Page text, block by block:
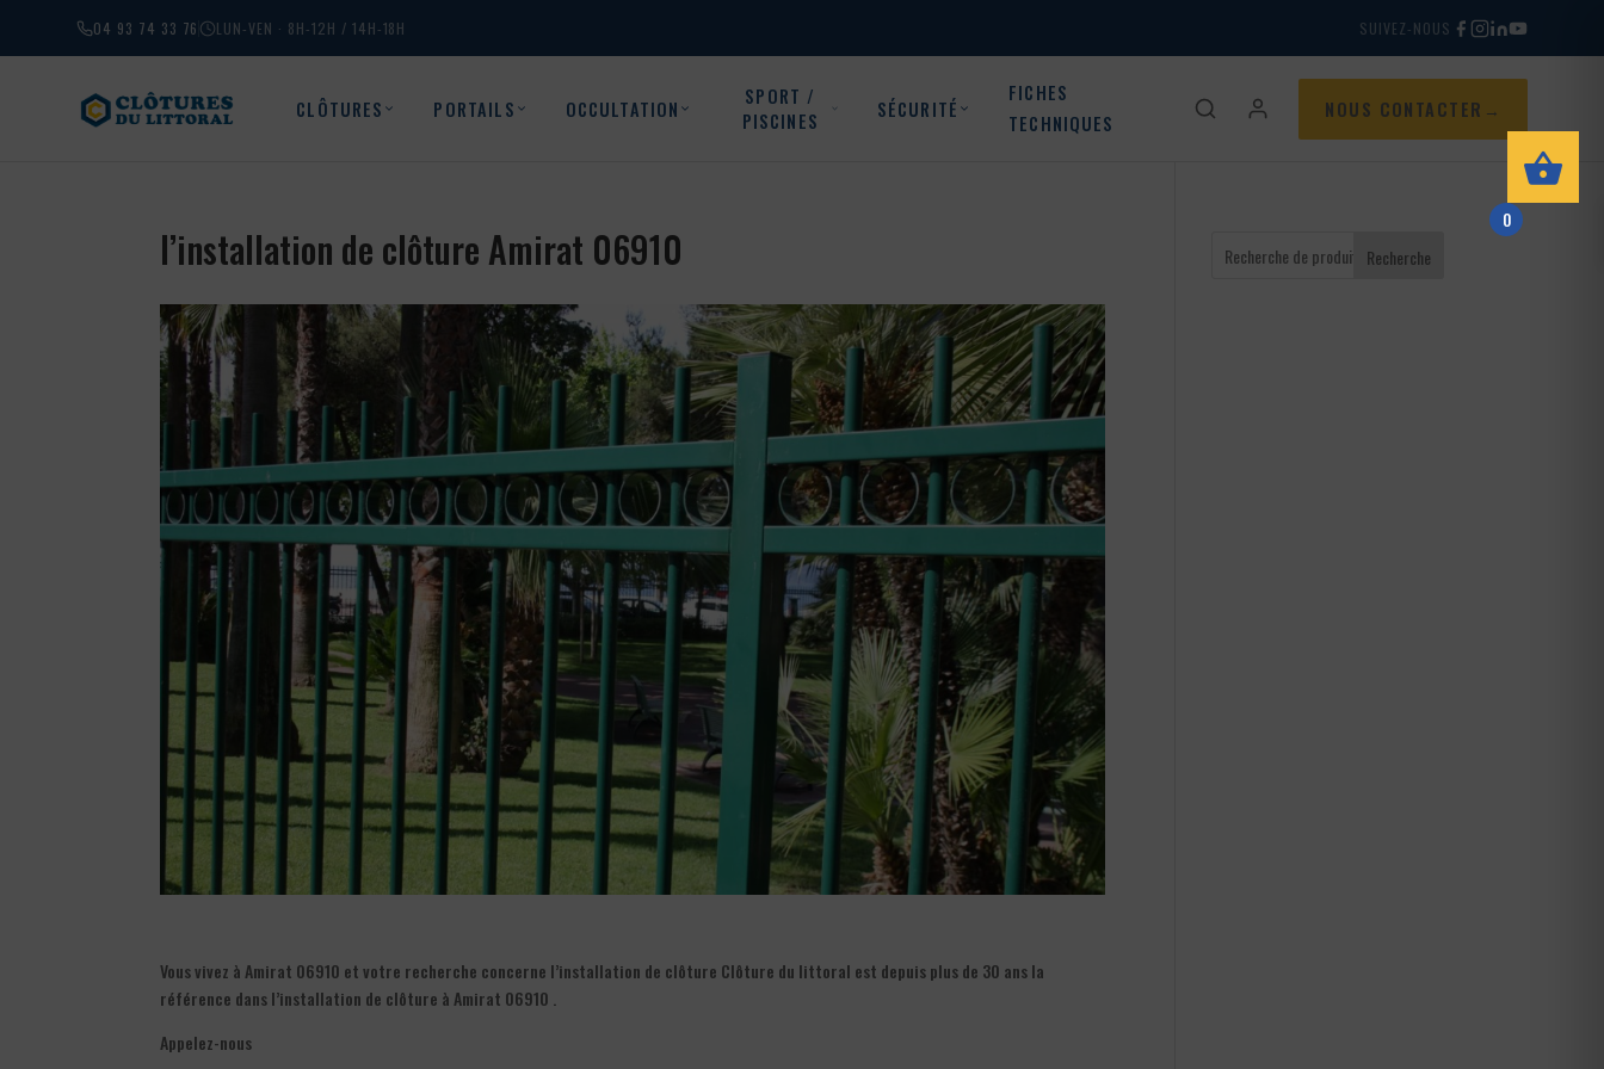
04 93 74 33 76 LUN-VEN · 8H-12H / 14H-18H SUIVEZ-NOUS
CLÔTURES PORTAILS OCCULTATION
SPORT /
PISCINES
SÉCURITÉ
FICHES
TECHNIQUES
NOUS CONTACTER
l’installation de clôture Amirat 06910
Vous vivez à Amirat 06910 et votre recherche concerne l’installation de clôture Clôture du littoral est depuis plus de 30 ans la
référence dans l’installation de clôture à Amirat 06910 .
Appelez-nous
Recherche
0